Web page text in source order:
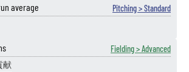
average Pitching > Standard
Fielding > Advanced
献